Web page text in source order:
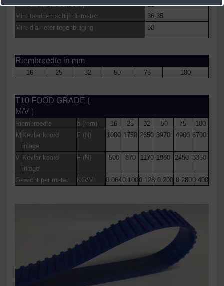
Min. aantal tanden schijf
12
Min. tandriemschijf diameter
36,35
Min. diameter tegenbuiging
50
Riembreedte in mm
16 25 32 50 75 100
T10 FOOD GRADE (
M/V )
Riembreedte b (mm) 16 25 32 50 75
100
M Kevlar koord
inlage
F (N) 1000 1750 2350 3970 4900 6700
V Kevlar koord
inlage
F (N) 500 870 1170 1980 2450 3350
Gewicht per meter KG/M 0.0640.1000.128 0.200 0.2800.400